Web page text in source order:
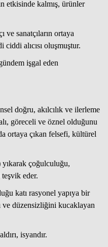
etkisinde kalmış, ürünler
ve sanatçıların ortaya
alıcısı oluşmuştur.
işgal eden
doğru, akılcılık ve ilerleme
göreceli ve öznel olduğunu
ortaya çıkan felsefi, kültürel
çoğulculuğu,
eder.
katı rasyonel yapıya bir
ve düzensizliğini kucaklayan
isyandır.